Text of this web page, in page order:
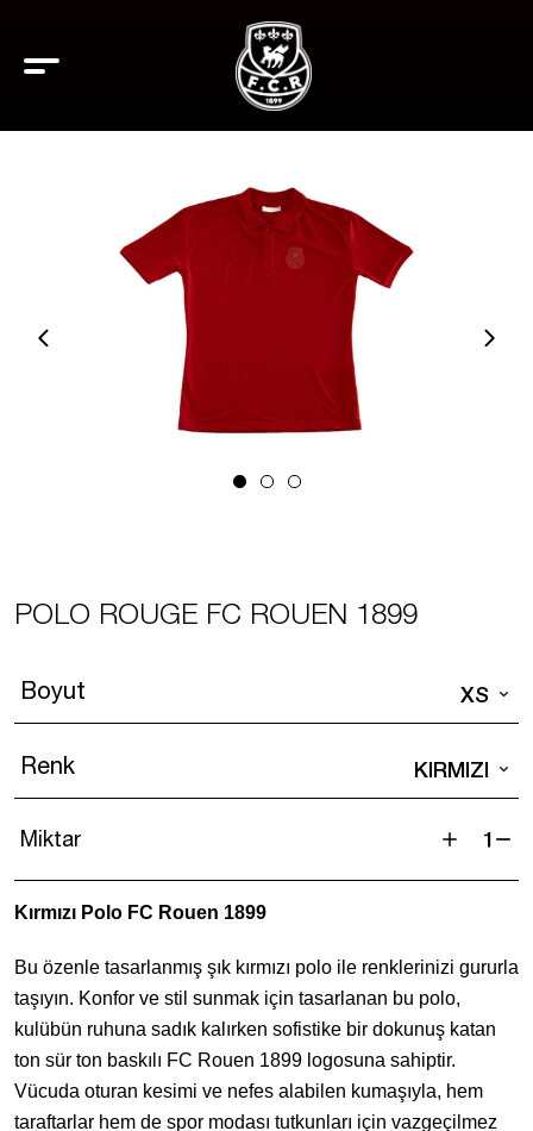
POLO ROUGE FC ROUEN 1899
Boyut XS
Renk KIRMIZI
Miktar
Polo
Rouge
ROUEN
1899
adet
Kırmızı Polo FC Rouen 1899
Bu özenle tasarlanmış şık kırmızı polo ile renklerinizi gururla
taşıyın. Konfor ve stil sunmak için tasarlanan bu polo,
kulübün ruhuna sadık kalırken sofistike bir dokunuş katan
ton sür ton baskılı FC Rouen 1899 logosuna sahiptir.
Vücuda oturan kesimi ve nefes alabilen kumaşıyla, hem
taraftarlar hem de spor modası tutkunları için vazgeçilmez